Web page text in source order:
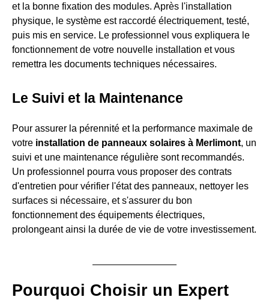
et la bonne fixation des modules. Après l'installation
physique, le système est raccordé électriquement, testé,
puis mis en service. Le professionnel vous expliquera le
fonctionnement de votre nouvelle installation et vous
remettra les documents techniques nécessaires.
Le Suivi et la Maintenance
Pour assurer la pérennité et la performance maximale de
votre installation de panneaux solaires à Merlimont, un
suivi et une maintenance régulière sont recommandés.
Un professionnel pourra vous proposer des contrats
d'entretien pour vérifier l'état des panneaux, nettoyer les
surfaces si nécessaire, et s'assurer du bon
fonctionnement des équipements électriques,
prolongeant ainsi la durée de vie de votre investissement.
Pourquoi Choisir un Expert